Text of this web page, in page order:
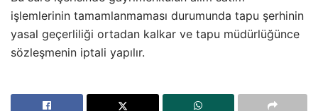
işlemlerinin tamamlanmaması durumunda tapu şerhinin
yasal geçerliliği ortadan kalkar ve tapu müdürlüğünce
sözleşmenin iptali yapılır.